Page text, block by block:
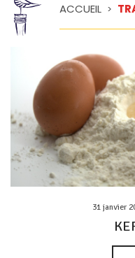
ACCUEIL >
Posted
31 janvier